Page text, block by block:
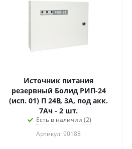
Источник питания
резервный Болид РИП-24
(исп. 01) П 24В, 3А, под акк.
7Ач - 2 шт.
Есть в наличии (2)
Артикул: 90188